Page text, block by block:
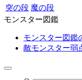
突の段 魔の段
モンスター図鑑
モンスター図鑑
敵モンスター弱